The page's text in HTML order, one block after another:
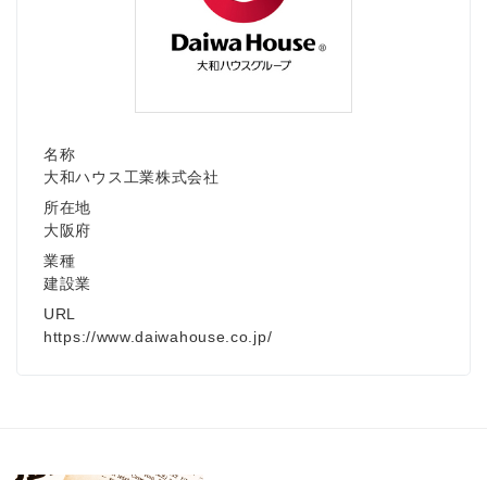
名称
大和ハウス工業株式会社
所在地
大阪府
業種
建設業
URL
https://www.daiwahouse.co.jp/